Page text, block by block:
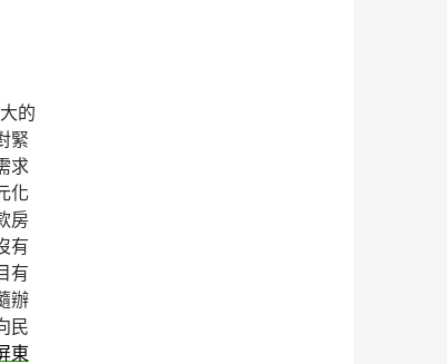
的
緊
求
化
房
有
有
辦
民
東